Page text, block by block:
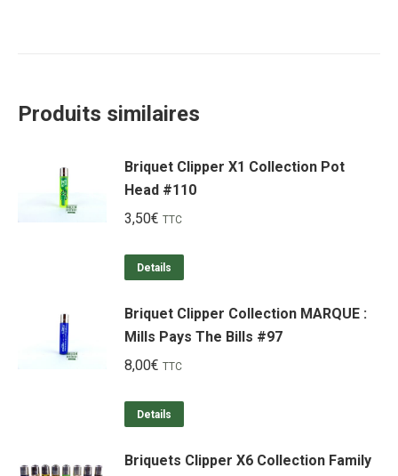
Produits similaires
Briquet Clipper X1 Collection Pot
Head #110
3,50€ TTC
Details
Briquet Clipper Collection MARQUE :
Mills Pays The Bills #97
8,00€ TTC
Details
Briquets Clipper X6 Collection Family